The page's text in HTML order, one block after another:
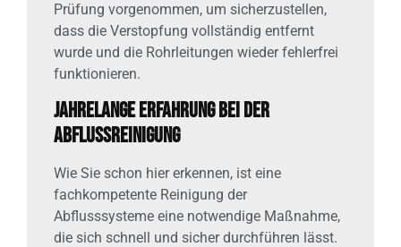
Prüfung vorgenommen, um sicherzustellen,
dass die Verstopfung vollständig entfernt
wurde und die Rohrleitungen wieder fehlerfrei
funktionieren.
Jahrelange Erfahrung bei der
Abflussreinigung
Wie Sie schon hier erkennen, ist eine
fachkompetente Reinigung der
Abflusssysteme eine notwendige Maßnahme,
die sich schnell und sicher durchführen lässt.